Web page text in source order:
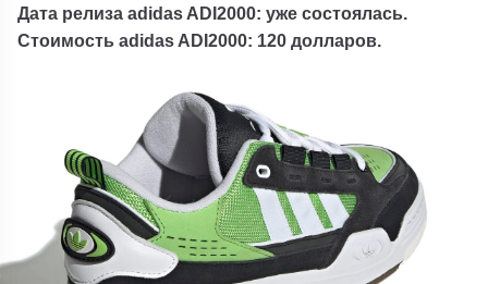
Дата релиза adidas ADI2000: уже состоялась.
Стоимость adidas ADI2000: 120 долларов.